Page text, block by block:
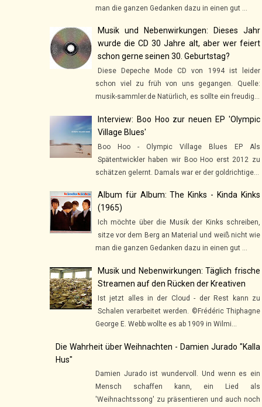
man die ganzen Gedanken dazu in einen gut ...
Musik und Nebenwirkungen: Dieses Jahr
wurde die CD 30 Jahre alt, aber wer feiert
schon gerne seinen 30. Geburtstag?
Diese Depeche Mode CD von 1994 ist leider
schon viel zu früh von uns gegangen. Quelle:
musik-sammler.de Natürlich, es sollte ein freudig...
Interview: Boo Hoo zur neuen EP 'Olympic
Village Blues'
Boo Hoo - Olympic Village Blues EP Als
Spätentwickler haben wir Boo Hoo erst 2012 zu
schätzen gelernt. Damals war er der goldrichtige...
Album für Album: The Kinks - Kinda Kinks
(1965)
Ich möchte über die Musik der Kinks schreiben,
sitze vor dem Berg an Material und weiß nicht wie
man die ganzen Gedanken dazu in einen gut ...
Musik und Nebenwirkungen: Täglich frische
Streamen auf den Rücken der Kreativen
Ist jetzt alles in der Cloud - der Rest kann zu
Schalen verarbeitet werden. ©Frédéric Thiphagne
George E. Webb wollte es ab 1909 in Wilmi...
Die Wahrheit über Weihnachten - Damien Jurado "Kalla
Hus"
Damien Jurado ist wundervoll. Und wenn es ein
Mensch schaffen kann, ein Lied als
'Weihnachtssong' zu präsentieren und auch noch